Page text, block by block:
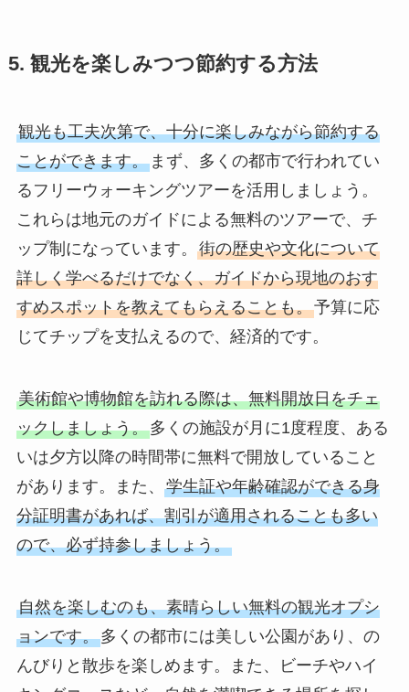
5. 観光を楽しみつつ節約する方法
観光も工夫次第で、十分に楽しみながら節約する
ことができます。まず、多くの都市で行われてい
るフリーウォーキングツアーを活用しましょう。
これらは地元のガイドによる無料のツアーで、チ
ップ制になっています。 街の歴史や文化について
詳しく学べるだけでなく、ガイドから現地のおす
すめスポットを教えてもらえることも。予算に応
じてチップを支払えるので、経済的です。
美術館や博物館を訪れる際は、無料開放日をチェ
ックしましょう。多くの施設が月に1度程度、ある
いは夕方以降の時間帯に無料で開放していること
があります。また、 学生証や年齢確認ができる身
分証明書があれば、割引が適用されることも多い
ので、必ず持参しましょう。
自然を楽しむのも、素晴らしい無料の観光オプシ
ョンです。多くの都市には美しい公園があり、の
んびりと散歩を楽しめます。また、ビーチやハイ